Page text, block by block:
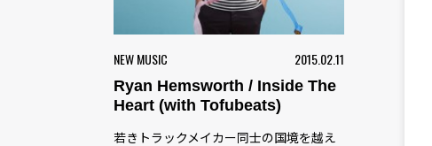
NEW MUSIC 2015.02.11
Ryan Hemsworth / Inside The
Heart (with Tofubeats)
若きトラックメイカー同士の国境を越え